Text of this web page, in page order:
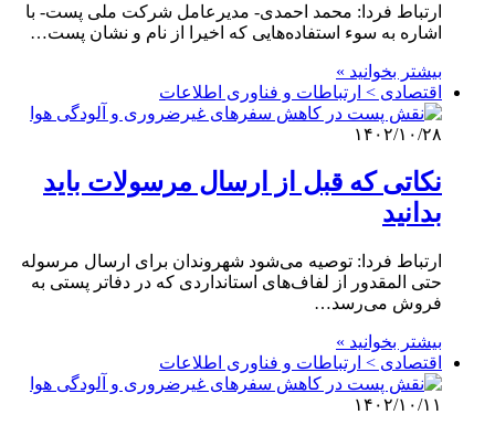
ارتباط فردا: محمد احمدی- مدیرعامل شرکت ملی پست- با
اشاره به سوء استفاده‌هایی که اخیرا از نام و نشان پست…
بیشتر بخوانید »
اقتصادی > ارتباطات و فناوری اطلاعات
۱۴۰۲/۱۰/۲۸
نکاتی که قبل از ارسال مرسولات باید
بدانید
ارتباط فردا: توصیه می‌شود شهروندان برای ارسال مرسوله
حتی المقدور از لفاف‌های استانداردی که در دفاتر پستی به
فروش می‌رسد…
بیشتر بخوانید »
اقتصادی > ارتباطات و فناوری اطلاعات
۱۴۰۲/۱۰/۱۱